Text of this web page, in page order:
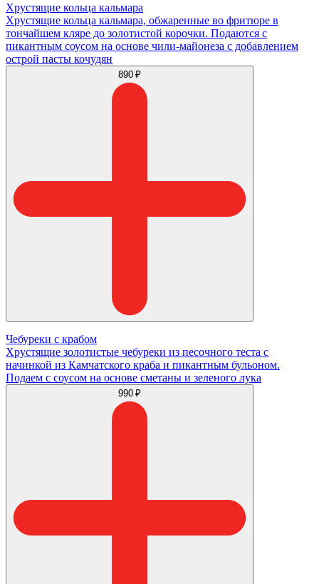
Хрустящие кольца кальмара
Хрустящие кольца кальмара, обжаренные во фритюре в
тончайшем кляре до золотистой корочки. Подаются с
пикантным соусом на основе чили-майонеза с добавлением
острой пасты кочудян
890 ₽
Чебуреки с крабом
Хрустящие золотистые чебуреки из песочного теста с
начинкой из Камчатского краба и пикантным бульоном.
Подаем с соусом на основе сметаны и зеленого лука
990 ₽